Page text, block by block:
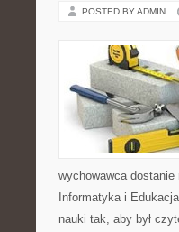
POSTED BY ADMIN
wychowawca
Informatyka i
nauki tak, aby był